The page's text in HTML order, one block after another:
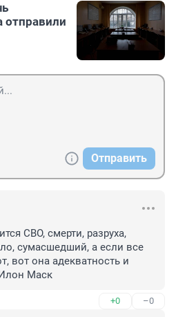
отправили
Отправить
СВО, смерти, разруха,
сумасшедший, а если все
вот она адекватность и
Илон Маск
+0 –0